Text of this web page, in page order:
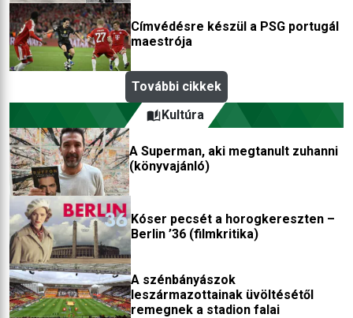
Címvédésre készül a PSG portugál
maestrója
További cikkek
Kultúra
A Superman, aki megtanult zuhanni
(könyvajánló)
Kóser pecsét a horogkereszten –
Berlin ’36 (filmkritika)
A szénbányászok
leszármazottainak üvöltésétől
remegnek a stadion falai